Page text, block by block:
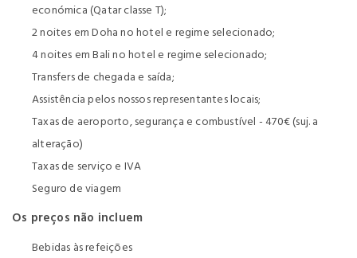
económica (Qatar classe T);
2 noites em Doha no hotel e regime selecionado;
4 noites em Bali no hotel e regime selecionado;
Transfers de chegada e saída;
Assistência pelos nossos representantes locais;
Taxas de aeroporto, segurança e combustível - 470€ (suj. a
alteração)
Taxas de serviço e IVA
Seguro de viagem
Os preços não incluem
Bebidas às refeições